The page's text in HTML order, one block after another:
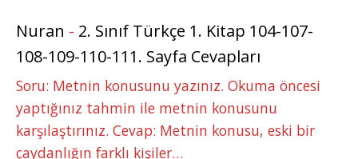
Nuran - 2. Sınıf Türkçe 1. Kitap 104-107-
108-109-110-111. Sayfa Cevapları
Soru: Metnin konusunu yazınız. Okuma öncesi
yaptığınız tahmin ile metnin konusunu
karşılaştırınız. Cevap: Metnin konusu, eski bir
çaydanlığın farklı kişiler…